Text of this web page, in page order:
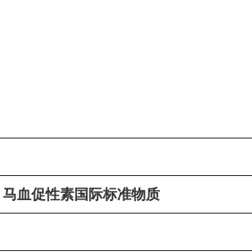
马血促性素国际标准物质